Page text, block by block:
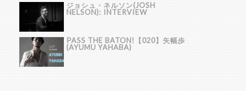
ジョシュ・ネルソン(JOSH
NELSON): INTERVIEW
PASS THE BATON!【020】矢幅歩
(AYUMU YAHABA)